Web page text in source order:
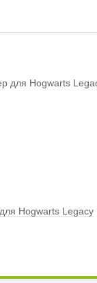
Hogwarts Legacy